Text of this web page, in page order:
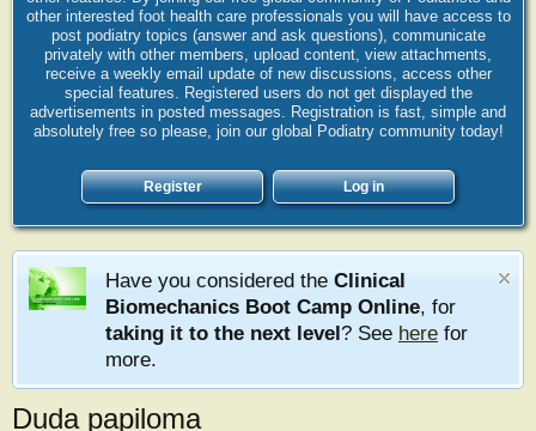
other interested foot health care professionals you will have access to
post podiatry topics (answer and ask questions), communicate
privately with other members, upload content, view attachments,
receive a weekly email update of new discussions, access other
special features. Registered users do not get displayed the
advertisements in posted messages. Registration is fast, simple and
absolutely free so please, join our global Podiatry community today!
Register Log in
Have you considered the Clinical
Biomechanics Boot Camp Online, for
taking it to the next level? See here for
more.
Duda papiloma